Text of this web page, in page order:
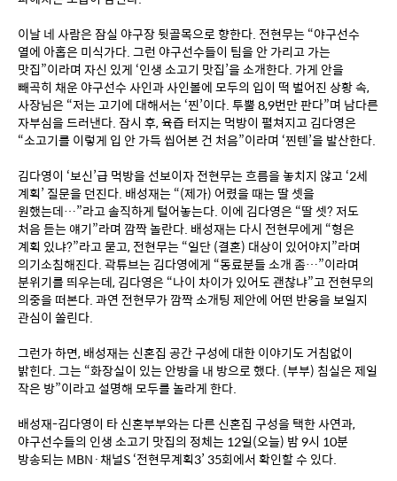
이날 네 사람은 잠실 야구장 뒷골목으로 향한다. 전현무는 “야구선수
열에 아홉은 미식가다. 그런 야구선수들이 팀을 안 가리고 가는
맛집”이라며 자신 있게 ‘인생 소고기 맛집’을 소개한다. 가게 안을
빼곡히 채운 야구선수 사인과 사인볼에 모두의 입이 떡 벌어진 상황 속,
사장님은 “저는 고기에 대해서는 ‘찐’이다. 투뿔 8,9번만 판다”며 남다른
자부심을 드러낸다. 잠시 후, 육즙 터지는 먹방이 펼쳐지고 김다영은
“소고기를 이렇게 입 안 가득 씹어본 건 처음”이라며 ‘찐텐’을 발산한다.
김다영이 ‘보신’급 먹방을 선보이자 전현무는 흐름을 놓치지 않고 ‘2세
계획’ 질문을 던진다. 배성재는 “(제가) 어렸을 때는 딸 셋을
원했는데…”라고 솔직하게 털어놓는다. 이에 김다영은 “딸 셋? 저도
처음 듣는 얘기”라며 깜짝 놀란다. 배성재는 다시 전현무에게 “형은
계획 있냐?”라고 묻고, 전현무는 “일단 (결혼) 대상이 있어야지”라며
의기소침해진다. 곽튜브는 김다영에게 “동료분들 소개 좀…”이라며
분위기를 띄우는데, 김다영은 “나이 차이가 있어도 괜찮냐”고 전현무의
의중을 떠본다. 과연 전현무가 깜짝 소개팅 제안에 어떤 반응을 보일지
관심이 쏠린다.
그런가 하면, 배성재는 신혼집 공간 구성에 대한 이야기도 거침없이
밝힌다. 그는 “화장실이 있는 안방을 내 방으로 했다. (부부) 침실은 제일
작은 방”이라고 설명해 모두를 놀라게 한다.
배성재-김다영이 타 신혼부부와는 다른 신혼집 구성을 택한 사연과,
야구선수들의 인생 소고기 맛집의 정체는 12일(오늘) 밤 9시 10분
방송되는 MBN·채널S ‘전현무계획3’ 35회에서 확인할 수 있다.